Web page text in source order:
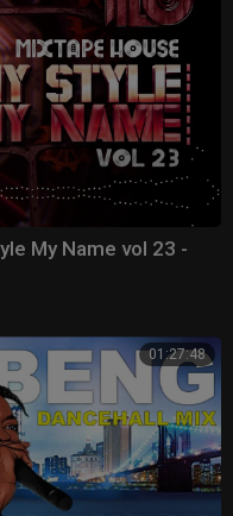
My Name vol 23 -
01:27:48